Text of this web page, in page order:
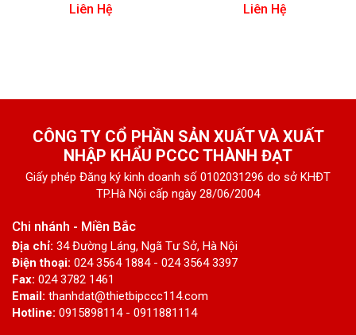
Liên Hệ
Liên Hệ
CÔNG TY CỔ PHẦN SẢN XUẤT VÀ XUẤT
NHẬP KHẨU PCCC THÀNH ĐẠT
Giấy phép Đăng ký kinh doanh số 0102031296 do sở KHĐT
TP.Hà Nội cấp ngày 28/06/2004
Chi nhánh - Miền Bắc
Địa chỉ: 34 Đường Láng, Ngã Tư Sở, Hà Nội
Điện thoại: 024 3564 1884 - 024 3564 3397
Fax: 024 3782 1461
Email: thanhdat@thietbipccc114.com
Hotline: 0915898114 - 0911881114